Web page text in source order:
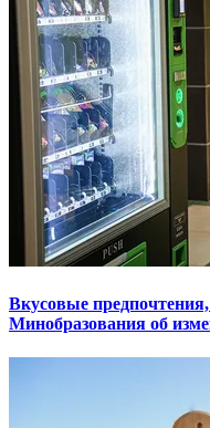
Вкусовые
Минобразования об